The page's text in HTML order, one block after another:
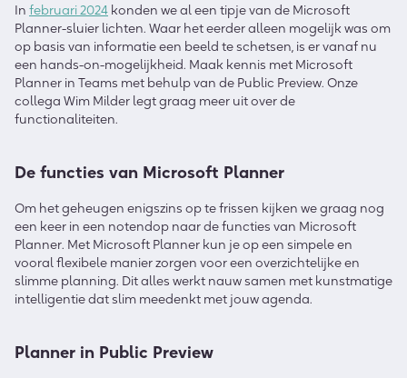
In februari 2024 konden we al een tipje van de Microsoft
Planner-sluier lichten. Waar het eerder alleen mogelijk was om
op basis van informatie een beeld te schetsen, is er vanaf nu
een hands-on-mogelijkheid. Maak kennis met Microsoft
Planner in Teams met behulp van de Public Preview. Onze
collega Wim Milder legt graag meer uit over de
functionaliteiten.
De functies van Microsoft Planner
Om het geheugen enigszins op te frissen kijken we graag nog
een keer in een notendop naar de functies van Microsoft
Planner. Met Microsoft Planner kun je op een simpele en
vooral flexibele manier zorgen voor een overzichtelijke en
slimme planning. Dit alles werkt nauw samen met kunstmatige
intelligentie dat slim meedenkt met jouw agenda.
Planner in Public Preview